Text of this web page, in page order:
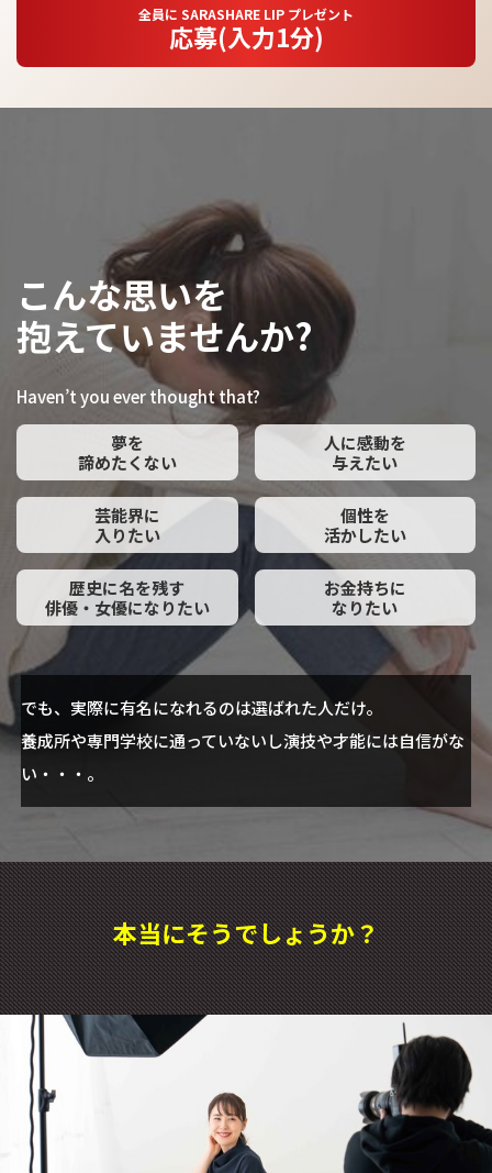
全員に SARASHARE LIP プレゼント
応募(入力1分)
こんな思いを
抱えていませんか?
Haven’t you ever thought that?
夢を
諦めたくない
人に感動を
与えたい
芸能界に
入りたい
個性を
活かしたい
歴史に名を残す
俳優・女優になりたい
お金持ちに
なりたい
でも、実際に有名になれるのは選ばれた人だけ。
養成所や専門学校に通っていないし演技や才能には自信がな
い・・・。
本当にそうでしょうか？